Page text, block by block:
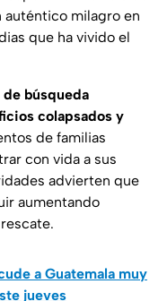
auténtico milagro en
que ha vivido el
búsqueda
colapsados y
de familias
con vida a sus
advierten que
aumentando
a Guatemala muy
jueves